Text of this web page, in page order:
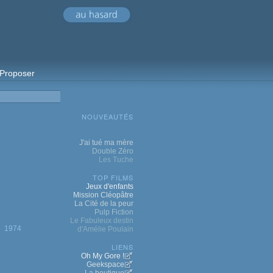
Proposer
1974
NOUVEAUTÉS
J'ai tué ma mère
Double Zéro
Les Tuche
TOP FILMS
Jeux d'enfants
Mission Cléopâtre
La Cité de la peur
Pulp Fiction
Le Fabuleux destin
d'Amélie Poulain
LIENS
Oh My Gore !
Geekspace